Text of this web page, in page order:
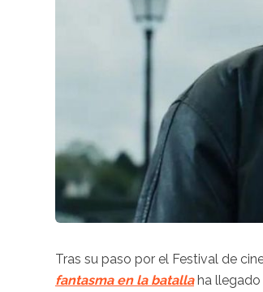
Tras su paso por el Festival de
fantasma en la batallaha llegado